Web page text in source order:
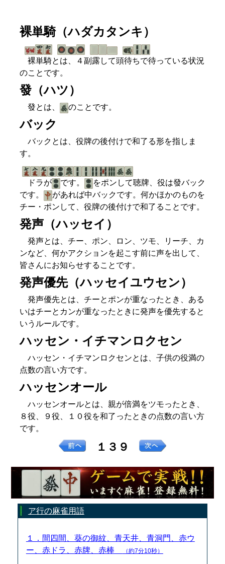
裸単騎（ハダカタンキ）
裸単騎とは、４副露して頭待ちで待っている状況
のことです。
發（ハツ）
發とは、 のことです。
バック
バックとは、役牌の後付けで和了る形を指しま
す。
ドラが です。
をポンして聴牌、役は發バック
です。
があれば中バックです。何かほかのものを
チー・ポンして、役牌の後付けで和了ることです。
発声（ハッセイ）
発声とは、チー、ポン、ロン、ツモ、リーチ、カ
ンなど、何かアクションを起こす前に声を出して、
皆さんにお知らせすることです。
発声優先（ハッセイユウセン）
発声優先とは、チーとポンが重なったとき、ある
いはチーとカンが重なったときに発声を優先すると
いうルールです。
ハッセン・イチマンロクセン
ハッセン・イチマンロクセンとは、子供の役満の
点数の言い方です。
ハッセンオール
ハッセンオールとは、親が倍満をツモったとき、
８役、９役、１０役を和了ったときの点数の言い方
です。
１３９
ア行の麻雀用語
１．間四間、葵の御紋、青天井、青洞門、赤ウ
ー、赤ドラ、赤牌、赤棒
（約7分10秒）